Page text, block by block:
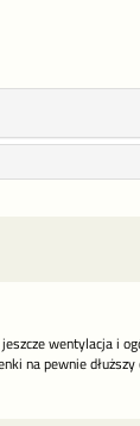
wentylacja i
na pewnie dłuższy